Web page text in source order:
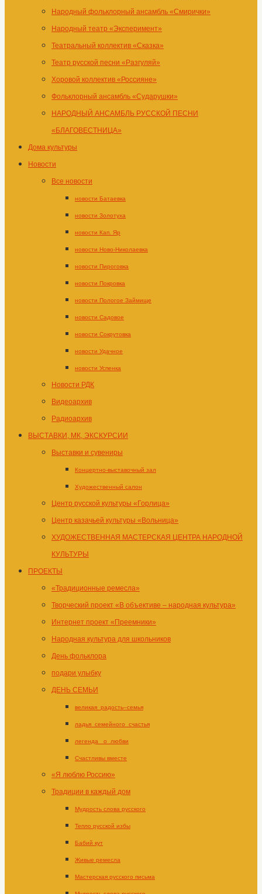
Народный фольклорный ансамбль «Смирички»
Народный театр «Эксперимент»
Театральный коллектив «Сказка»
Театр русской песни «Разгуляй»
Хоровой коллектив «Россияне»
Фольклорный ансамбль «Сударушки»
НАРОДНЫЙ АНСАМБЛЬ РУССКОЙ ПЕСНИ
«БЛАГОВЕСТНИЦА»
Дома культуры
Новости
Все новости
новости Батаевка
новости Золотуха
новости Кап. Яр
новости Ново-Николаевка
новости Пироговка
новости Покровка
новости Пологое Займище
новости Садовое
новости Сокрутовка
новости Удачное
новости Успенка
Новости РДК
Видеоархив
Радиоархив
ВЫСТАВКИ, МК, ЭКСКУРСИИ
Выставки и сувениры
Концертно-выставочный зал
Художественный салон
Центр русской культуры «Горлица»
Центр казачьей культуры «Вольница»
ХУДОЖЕСТВЕННАЯ МАСТЕРСКАЯ ЦЕНТРА НАРОДНОЙ
КУЛЬТУРЫ
ПРОЕКТЫ
«Традиционные ремесла»
Творческий проект «В объективе – народная культура»
Интернет проект «Преемники»
Народная культура для школьников
День фольклора
подари улыбку
ДЕНЬ СЕМЬИ
великая_радость–семья
ладья_семейного_счастья
легенда _о_любви
Счастливы вместе
«Я люблю Россию»
Традиции в каждый дом
Мудрость слова русского
Тепло русской избы
Бабий кут
Живые ремесла
Мастерская русского письма